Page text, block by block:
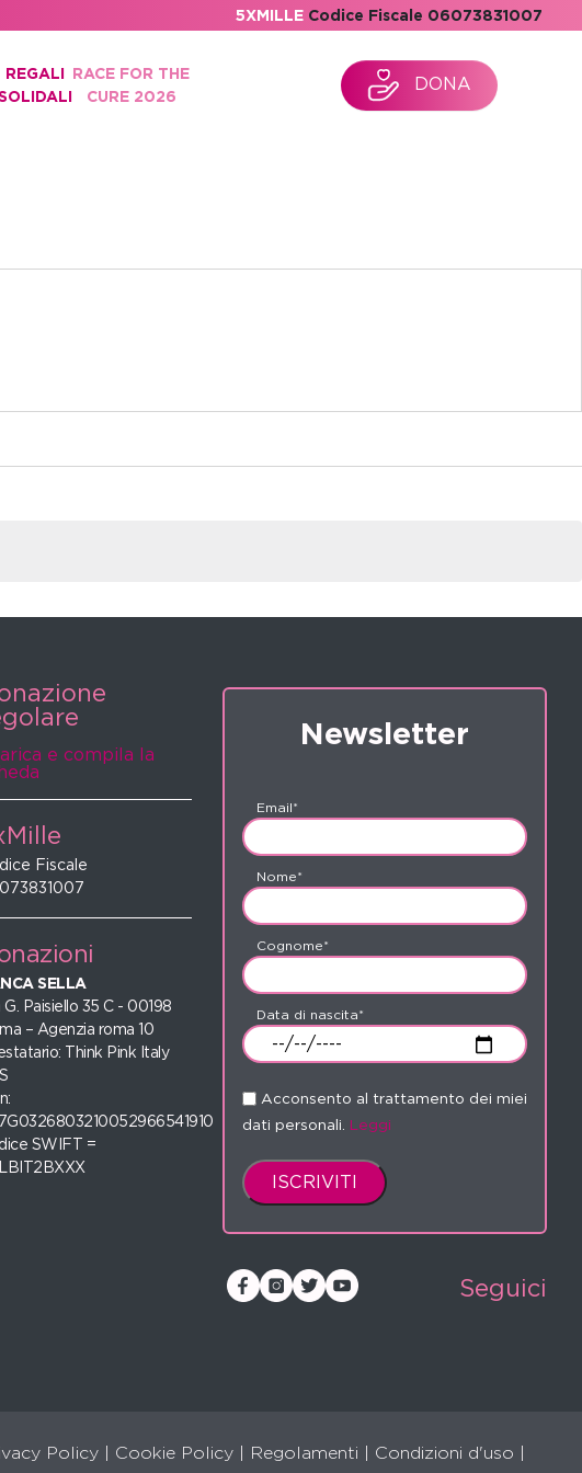
5XMILLE Codice Fiscale 06073831007
REGALI RACE FOR THE
CURE 2026
DONA
e compila la
Fiscale
SELLA
G. Paisiello 35 C - 00198
– Agenzia roma 10
Think Pink Italy
SWIFT =
Newsletter
Email*
Nome*
Cognome*
Data di nascita*
Acconsento al trattamento dei miei
dati personali. Leggi
Seguici
Policy Cookie Policy Regolamenti
Condizioni d'uso |